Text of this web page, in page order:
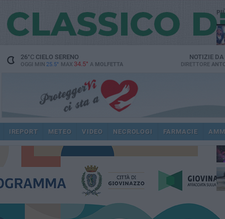
26°CCIELO SERENO
OGGI MIN 25.5° MAX 34.5° A MOLFETTA
NOTIZIE DA
DIRETTORE
IREPORT METEO VIDEO NECROLOGI FARMACIE